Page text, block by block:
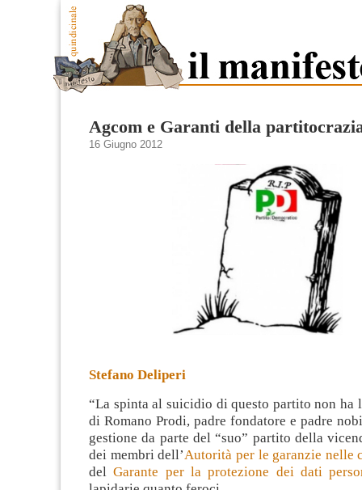
Agcom e Garanti della
16 Giugno 2012
Stefano Deliperi
“La spinta al suicidio di questo partito non
di Romano Prodi, padre fondatore e padre
gestione da parte del “suo” partito della
dei membri dell’Autorità per le garanzie nelle
del Garante per la protezione dei dati